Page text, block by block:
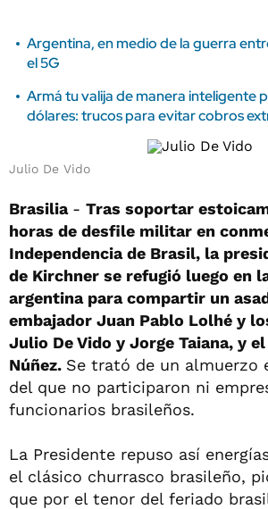
Argentina, en medio de la guerra
el 5G
Armá tu valija de manera inteligente
dólares: trucos para evitar cobros
Julio De Vido
Brasilia - Tras soportar
horas de desfile militar en
Independencia de Brasil, la
de Kirchner se refugió luego en
argentina para compartir un
embajador Juan Pablo Lolhé y
Julio De Vido y Jorge Taiana, y
Núñez. Se trató de un almuerzo
del que no participaron ni
funcionarios brasileños.
La Presidente repuso así
el clásico churrasco brasileño,
que por el tenor del feriado